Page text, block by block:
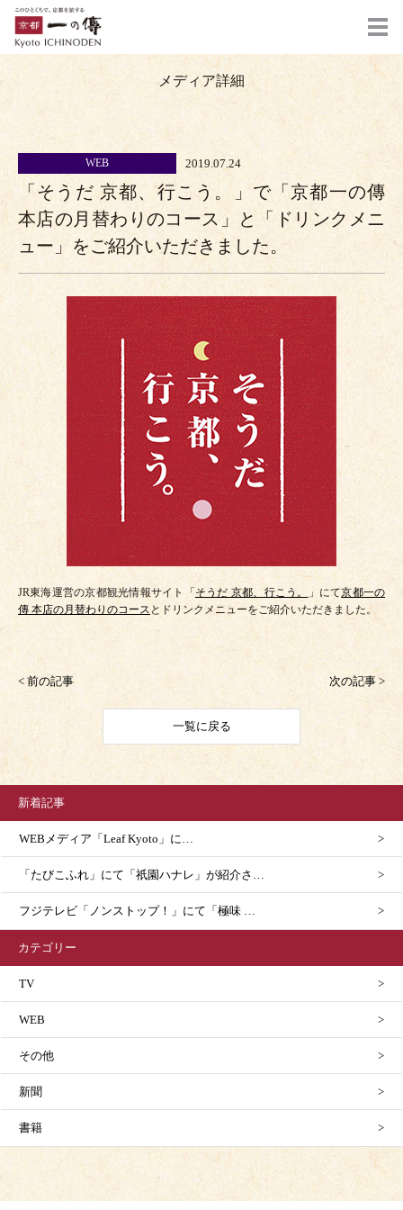
メディア詳細
WEB 2019.07.24
「そうだ 京都、行こう。」で「京都一の傳
本店の月替わりのコース」と「ドリンクメニ
ュー」をご紹介いただきました。
JR東海運営の京都観光情報サイト「 そうだ 京都、行こう。 」にて京都一の
傳 本店の月替わりのコース とドリンクメニューをご紹介いただきました。
< 前の記事
一覧に戻る
次の記事 >
新着記事
WEBメディア「Leaf Kyoto」に…
「たびこふれ」にて「祇園ハナレ」が紹介さ…
フジテレビ「ノンストップ！」にて「極味 …
カテゴリー
TV
WEB
その他
新聞
書籍